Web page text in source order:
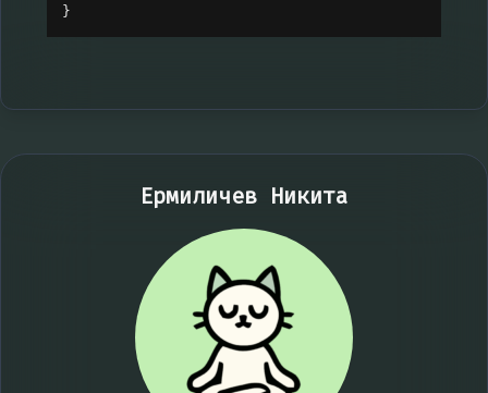
}
Ермиличев Никита